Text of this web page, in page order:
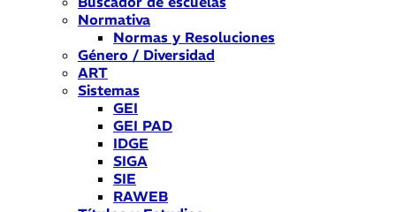
Normativa
Normas y Resoluciones
Género / Diversidad
ART
Sistemas
GEI
GEI PAD
IDGE
SIGA
SIE
RAWEB